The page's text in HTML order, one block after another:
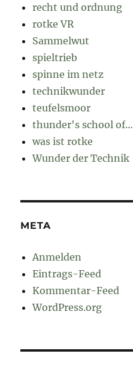
recht und ordnung
rotke VR
Sammelwut
spieltrieb
spinne im netz
technikwunder
teufelsmoor
thunder's school of…
was ist rotke
Wunder der Technik
META
Anmelden
Eintrags-Feed
Kommentar-Feed
WordPress.org